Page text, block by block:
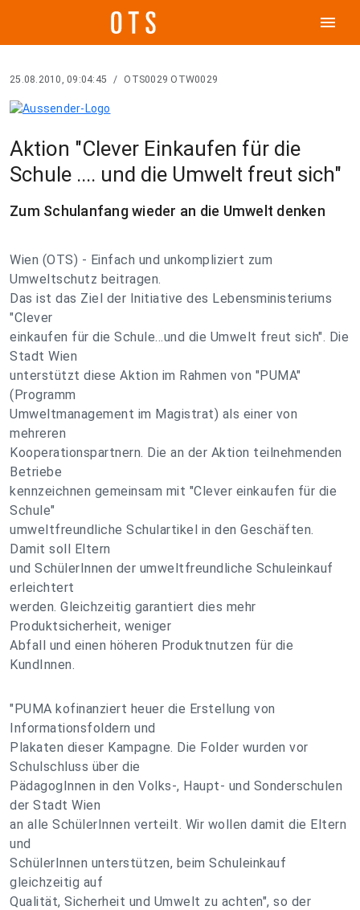
menu
25.08.2010, 09:04:45 / OTS0029 OTW0029
Aktion "Clever Einkaufen für die
Schule .... und die Umwelt freut sich"
Zum Schulanfang wieder an die Umwelt denken
Wien (OTS) - Einfach und unkompliziert zum
Umweltschutz beitragen.
Das ist das Ziel der Initiative des Lebensministeriums
"Clever
einkaufen für die Schule...und die Umwelt freut sich". Die
Stadt Wien
unterstützt diese Aktion im Rahmen von "PUMA"
(Programm
Umweltmanagement im Magistrat) als einer von
mehreren
Kooperationspartnern. Die an der Aktion teilnehmenden
Betriebe
kennzeichnen gemeinsam mit "Clever einkaufen für die
Schule"
umweltfreundliche Schulartikel in den Geschäften.
Damit soll Eltern
und SchülerInnen der umweltfreundliche Schuleinkauf
erleichtert
werden. Gleichzeitig garantiert dies mehr
Produktsicherheit, weniger
Abfall und einen höheren Produktnutzen für die
KundInnen.
"PUMA kofinanziert heuer die Erstellung von
Informationsfoldern und
Plakaten dieser Kampagne. Die Folder wurden vor
Schulschluss über die
PädagogInnen in den Volks-, Haupt- und Sonderschulen
der Stadt Wien
an alle SchülerInnen verteilt. Wir wollen damit die Eltern
und
SchülerInnen unterstützen, beim Schuleinkauf
gleichzeitig auf
Qualität, Sicherheit und Umwelt zu achten", so der